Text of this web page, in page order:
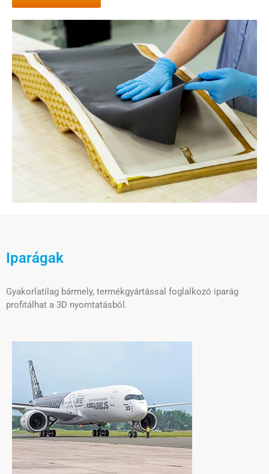
Iparágak
Gyakorlatilag bármely, termékgyártással foglalkozó iparág
profitálhat a 3D nyomtatásból.